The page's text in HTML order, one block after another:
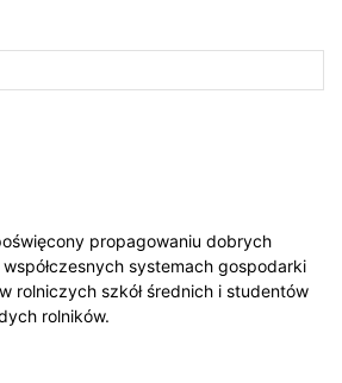
propagowaniu dobrych
systemach gospodarki
rolniczych szkół średnich i studentów
rolników.